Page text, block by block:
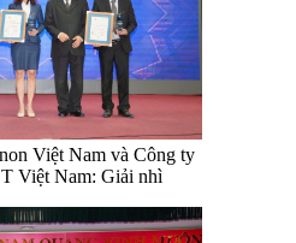
Việt Nam và Công ty
Việt Nam: Giải nhì